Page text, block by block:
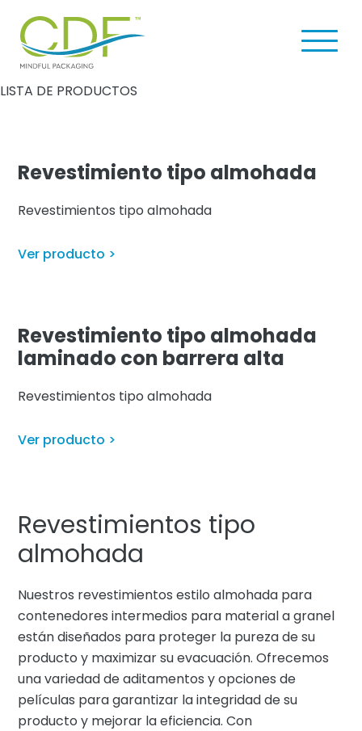
main
content
footer
Corporation
Men
LISTA DE PRODUCTOS
Revestimiento tipo almohada
Revestimientos tipo almohada
Ver producto >
Revestimiento tipo almohada
laminado con barrera alta
Revestimientos tipo almohada
Ver producto >
Revestimientos tipo
almohada
Nuestros revestimientos estilo almohada para
contenedores intermedios para material a granel
están diseñados para proteger la pureza de su
producto y maximizar su evacuación. Ofrecemos
una variedad de aditamentos y opciones de
películas para garantizar la integridad de su
producto y mejorar la eficiencia. Con